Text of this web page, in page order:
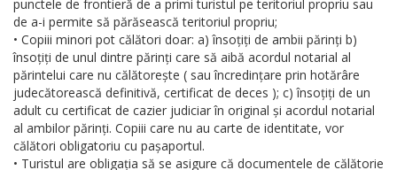
punctele de frontieră de a primi turistul pe teritoriul propriu sau
de a-i permite să părăsească teritoriul propriu;
• Copiii minori pot călători doar: a) însoțiți de ambii părinți b)
însoțiți de unul dintre părinți care să aibă acordul notarial al
părintelui care nu călătorește ( sau încredințare prin hotărâre
judecătorească definitivă, certificat de deces ); c) însoțiți de un
adult cu certificat de cazier judiciar în original și acordul notarial
al ambilor părinți. Copiii care nu au carte de identitate, vor
călători obligatoriu cu pașaportul.
• Turistul are obligația să se asigure că documentele de călătorie